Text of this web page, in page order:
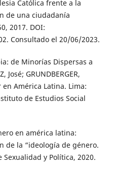
Católica frente a la
de una ciudadanía
2017. DOI:
Consultado el 20/06/2023.
de Minorías Dispersas a
José; GRUNDBERGER,
en América Latina. Lima:
de Estudios Social
en américa latina:
de la “ideología de género.
Sexualidad y Política, 2020.